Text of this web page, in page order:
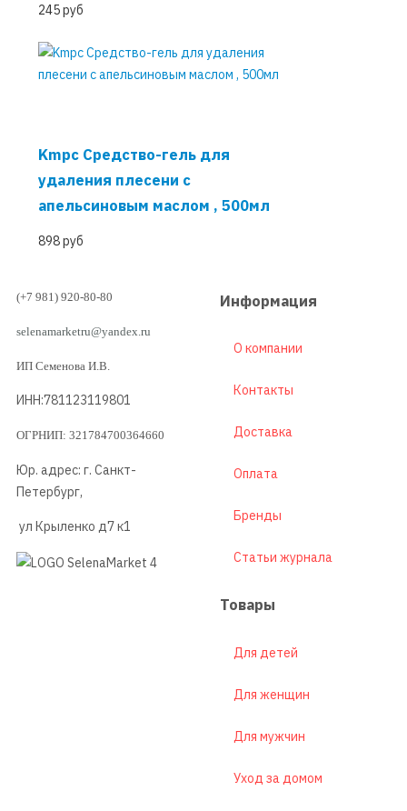
245 руб
Kmpc Средство-гель для
удаления плесени c
апельсиновым маслом , 500мл
898 руб
(+7 981) 920-80-80
selenamarketru@yandex.ru
ИП Семенова И.В.
ИНН:781123119801
ОГРНИП: 321784700364660
Юр. адрес: г. Санкт-
Петербург,
ул Крыленко д7 к1
Информация
О компании
Контакты
Доставка
Оплата
Бренды
Статьи журнала
Товары
Для детей
Для женщин
Для мужчин
Уход за домом